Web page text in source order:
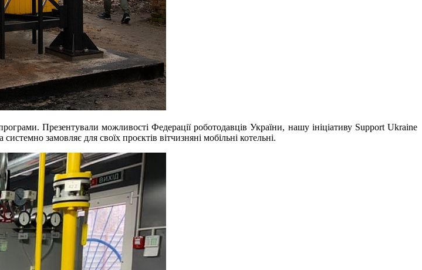
Презентували можливості Федерації роботодавців України, нашу ініціативу Support Ukraine
замовляє для своїх проєктів вітчизняні мобільні котельні.